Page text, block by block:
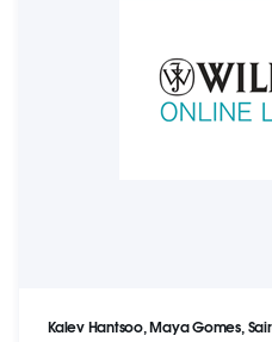
Kalev Hantsoo, Maya Gomes,